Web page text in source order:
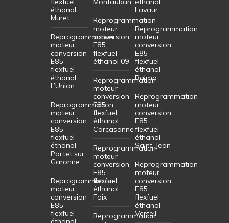
éthanol
Muret
Reprogrammation
moteur
conversion
E85
flexfuel
éthanol
L’Union
Reprogrammation
moteur
conversion
E85
flexfuel
éthanol
Portet sur
Garonne
Reprogrammation
moteur
conversion
E85
flexfuel
Reprogrammation
moteur
conversion
E85
flexfuel
éthanol 09
Reprogrammation
moteur
conversion
E85
flexfuel
éthanol
Carcasonne
Reprogrammation
moteur
conversion
E85
flexfuel
éthanol
Foix
Reprogrammation
Lavaur
Reprogrammation
moteur
conversion
E85
flexfuel
éthanol
Balma
Reprogrammation
moteur
conversion
E85
flexfuel
éthanol
Saint-Jean
Reprogrammation
moteur
conversion
E85
flexfuel
éthanol
Verfeil